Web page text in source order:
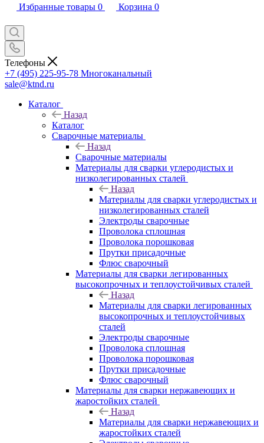
Избранные товары 0 Корзина 0
Телефоны
+7 (495) 225-95-78 Многоканальный
sale@ktnd.ru
Каталог
Назад
Каталог
Сварочные материалы
Назад
Сварочные материалы
Материалы для сварки углеродистых и
низколегированных сталей
Назад
Материалы для сварки углеродистых и
низколегированных сталей
Электроды сварочные
Проволока сплошная
Проволока порошковая
Прутки присадочные
Флюс сварочный
Материалы для сварки легированных
высокопрочных и теплоустойчивых сталей
Назад
Материалы для сварки легированных
высокопрочных и теплоустойчивых
сталей
Электроды сварочные
Проволока сплошная
Проволока порошковая
Прутки присадочные
Флюс сварочный
Материалы для сварки нержавеющих и
жаростойких сталей
Назад
Материалы для сварки нержавеющих и
жаростойких сталей